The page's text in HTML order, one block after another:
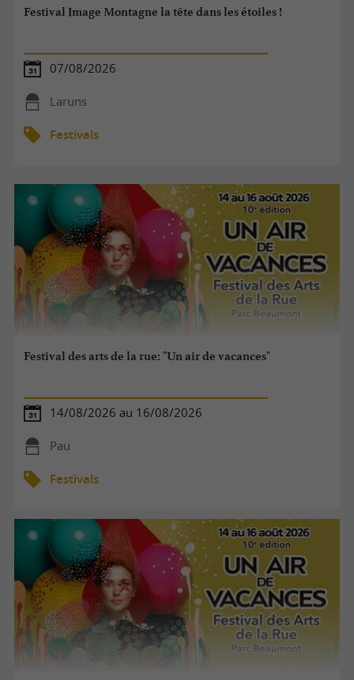
Festival Image Montagne la tête dans les étoiles !
07/08/2026
Laruns
Festivals
Festival des arts de la rue: "Un air de vacances"
14/08/2026 au 16/08/2026
Pau
Festivals